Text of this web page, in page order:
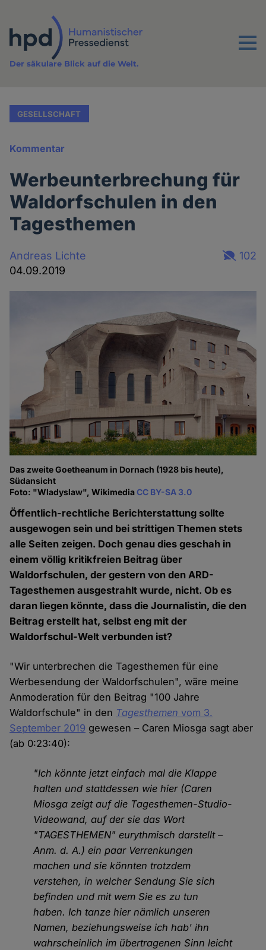
Inhalt
Menu
Der säkulare Blick auf die Welt.
GESELLSCHAFT
Kommentar
Werbeunterbrechung für
Waldorfschulen in den
Tagesthemen
Andreas Lichte
04.09.2019
102
Das zweite Goetheanum in Dornach (1928 bis heute),
Südansicht
Foto: "Wladyslaw", WikimediaCC BY-SA 3.0
Öffentlich-rechtliche Berichterstattung sollte
ausgewogen sein und bei strittigen Themen stets
alle Seiten zeigen. Doch genau dies geschah in
einem völlig kritikfreien Beitrag über
Waldorfschulen, der gestern von den ARD-
Tagesthemen ausgestrahlt wurde, nicht. Ob es
daran liegen könnte, dass die Journalistin, die den
Beitrag erstellt hat, selbst eng mit der
Waldorfschul-Welt verbunden ist?
"Wir unterbrechen die Tagesthemen für eine
Werbesendung der Waldorfschulen", wäre meine
Anmoderation für den Beitrag "100 Jahre
Waldorfschule" in den Tagesthemen vom 3.
September 2019 gewesen – Caren Miosga sagt aber
(ab 0:23:40):
"Ich könnte jetzt einfach mal die Klappe
halten und stattdessen wie hier (Caren
Miosga zeigt auf die Tagesthemen-Studio-
Videowand, auf der sie das Wort
"TAGESTHEMEN" eurythmisch darstellt –
Anm. d. A.) ein paar Verrenkungen
machen und sie könnten trotzdem
verstehen, in welcher Sendung Sie sich
befinden und mit wem Sie es zu tun
haben. Ich tanze hier nämlich unseren
Namen, beziehungsweise ich hab' ihn
wahrscheinlich im übertragenen Sinn leicht